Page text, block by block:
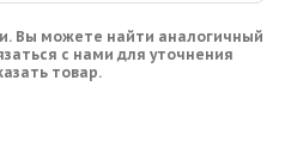
Вы можете найти аналогичный
с нами для уточнения
товар.